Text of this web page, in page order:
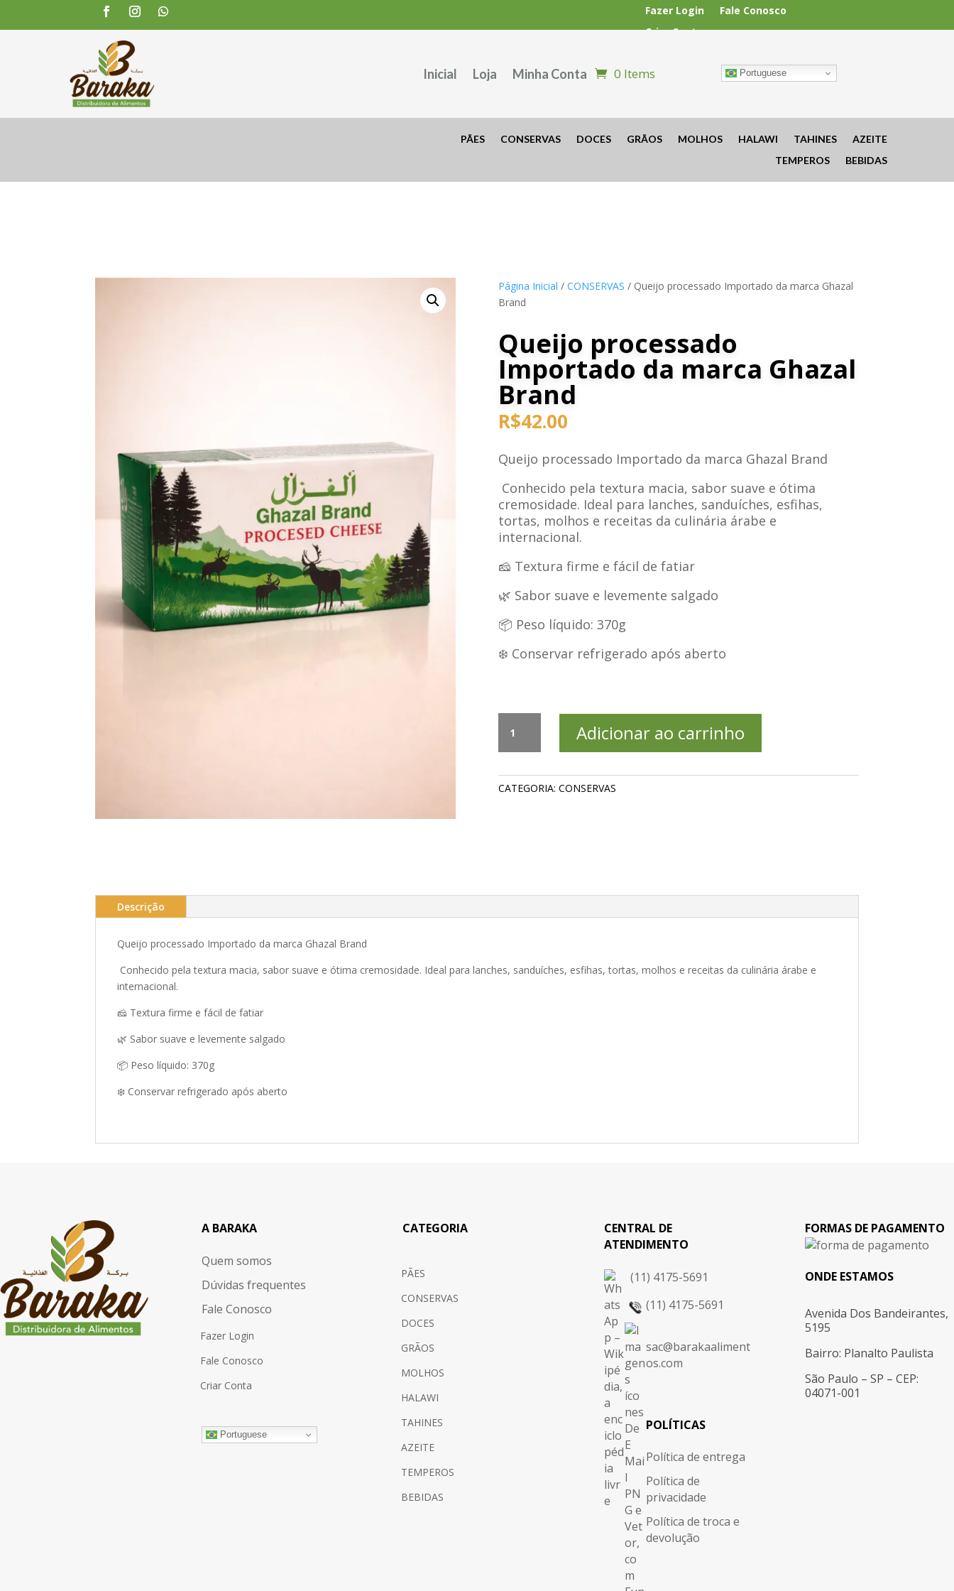
Fazer Login
Fale Conosco
Criar Conta
Inicial Loja Minha Conta 0 Items Portuguese
PÃES CONSERVAS DOCES GRÃOS MOLHOS HALAWI TAHINES
AZEITE
TEMPEROS
BEBIDAS
Página Inicial / CONSERVAS / Queijo processado Importado da marca Ghazal
Brand
Queijo processado
Importado da marca Ghazal
Brand
R$42.00
Queijo processado Importado da marca Ghazal Brand
Conhecido pela textura macia, sabor suave e ótima
cremosidade. Ideal para lanches, sanduíches, esfihas,
tortas, molhos e receitas da culinária árabe e
internacional.
🧀 Textura firme e fácil de fatiar
🌿 Sabor suave e levemente salgado
📦 Peso líquido: 370g
❄️ Conservar refrigerado após aberto
processado
Importado
marca
Adicionar ao carrinho
CATEGORIA: CONSERVAS
Descrição
Queijo processado Importado da marca Ghazal Brand
Conhecido pela textura macia, sabor suave e ótima cremosidade. Ideal para lanches, sanduíches, esfihas, tortas, molhos e receitas da culinária árabe e
internacional.
🧀 Textura firme e fácil de fatiar
🌿 Sabor suave e levemente salgado
📦 Peso líquido: 370g
❄️ Conservar refrigerado após aberto
A BARAKA
Quem somos
Dúvidas frequentes
Fale Conosco
Fazer Login
Fale Conosco
Criar Conta
Portuguese
CATEGORIA
PÃES
CONSERVAS
DOCES
GRÃOS
MOLHOS
HALAWI
TAHINES
AZEITE
TEMPEROS
BEBIDAS
CENTRAL DE
ATENDIMENTO
(11) 4175-5691
(11) 4175-5691
sac@barakaaliment
os.com
POLÍTICAS
Política de entrega
Política de
privacidade
Política de troca e
devolução
FORMAS DE PAGAMENTO
ONDE ESTAMOS
Avenida Dos Bandeirantes,
5195
Bairro: Planalto Paulista
São Paulo – SP – CEP:
04071-001